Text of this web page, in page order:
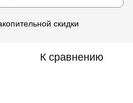
скидки
К сравнению